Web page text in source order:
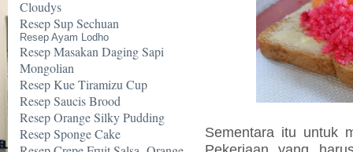
Cloudys
Resep Sup Sechuan
Resep Ayam Lodho
Resep Masakan Daging Sapi
Mongolian
Resep Kue Tiramizu Cup
Resep Saucis Brood
Resep Orange Silky Pudding
Resep Sponge Cake
Sementara itu untuk